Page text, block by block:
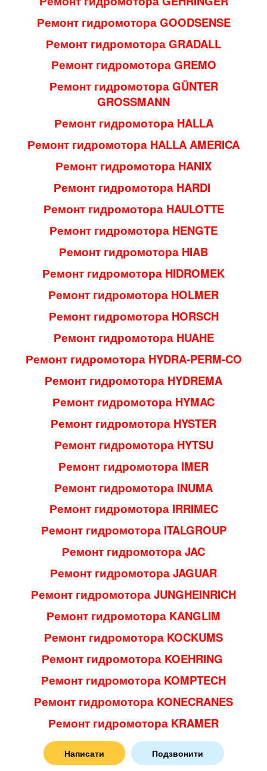
Написати Подзвонити
Ремонт гидромотора GOODSENSE
Ремонт гидромотора GRADALL
Ремонт гидромотора GREMO
Ремонт гидромотора GÜNTER
GROSSMANN
Ремонт гидромотора HALLA
Ремонт гидромотора HALLA AMERICA
Ремонт гидромотора HANIX
Ремонт гидромотора HARDI
Ремонт гидромотора HAULOTTE
Ремонт гидромотора HENGTE
Ремонт гидромотора HIAB
Ремонт гидромотора HIDROMEK
Ремонт гидромотора HOLMER
Ремонт гидромотора HORSCH
Ремонт гидромотора HUAHE
Ремонт гидромотора HYDRA-PERM-CO
Ремонт гидромотора HYDREMA
Ремонт гидромотора HYMAC
Ремонт гидромотора HYSTER
Ремонт гидромотора HYTSU
Ремонт гидромотора IMER
Ремонт гидромотора INUMA
Ремонт гидромотора IRRIMEC
Ремонт гидромотора ITALGROUP
Ремонт гидромотора JAC
Ремонт гидромотора JAGUAR
Ремонт гидромотора JUNGHEINRICH
Ремонт гидромотора KANGLIM
Ремонт гидромотора KOCKUMS
Ремонт гидромотора KOEHRING
Ремонт гидромотора KOMPTECH
Ремонт гидромотора KONECRANES
Ремонт гидромотора KRAMER
Ремонт гидромотора KRAUSS MAFFEI
Ремонт гидромотора KRONE